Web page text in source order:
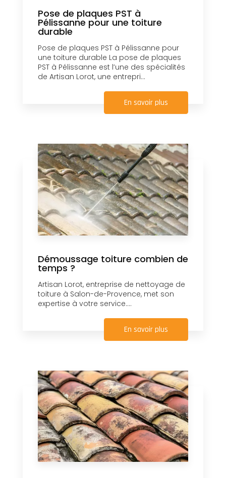
Pose de plaques PST à
Pélissanne pour une toiture
durable
Pose de plaques PST à Pélissanne pour
une toiture durable La pose de plaques
PST à Pélissanne est l’une des spécialités
de Artisan Lorot, une entrepri...
En savoir plus
Démoussage toiture combien de
temps ?
Artisan Lorot, entreprise de nettoyage de
toiture à Salon-de-Provence, met son
expertise à votre service....
En savoir plus